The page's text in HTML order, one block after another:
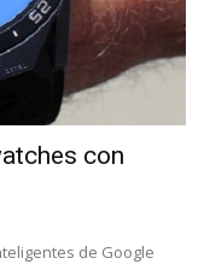
con
de Google